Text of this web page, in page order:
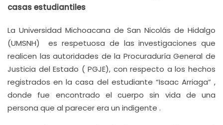
casas estudiantiles
La Universidad Michoacana de San Nicolás de Hidalgo
(UMSNH) es respetuosa de las investigaciones que
realicen las autoridades de la Procuraduría General de
Justicia del Estado ( PGJE), con respecto a los hechos
registrados en la casa del estudiante “Isaac Arriaga” ,
donde fue encontrado el cuerpo sin vida de una
persona que al parecer era un indigente .